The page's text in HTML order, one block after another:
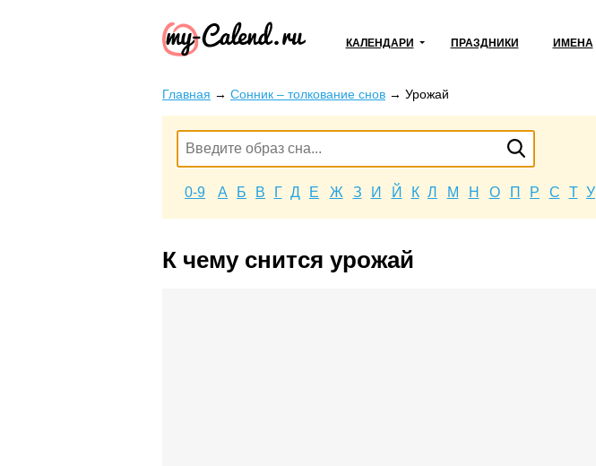
КАЛЕНДАРИ ПРАЗДНИКИ ИМЕНА
Главная → Сонник – толкование снов → Урожай
0-9 А Б В Г Д Е Ж З И Й К Л М Н О П Р С Т У
К чему снится урожай